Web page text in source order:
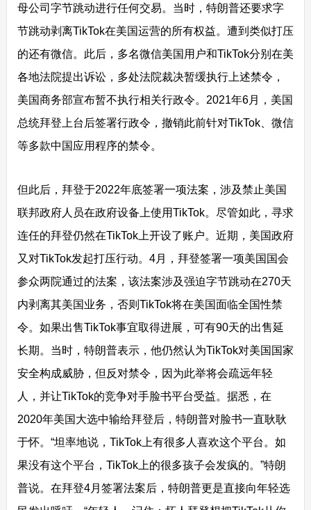
母公司字节跳动进行任何交易。当时，特朗普还要求字
节跳动剥离TikTok在美国运营的所有权益。遭到类似打压
的还有微信。此后，多名微信美国用户和TikTok分别在美
各地法院提出诉讼，多处法院裁决暂缓执行上述禁令，
美国商务部宣布暂不执行相关行政令。2021年6月，美国
总统拜登上台后签署行政令，撤销此前针对TikTok、微信
等多款中国应用程序的禁令。
但此后，拜登于2022年底签署一项法案，涉及禁止美国
联邦政府人员在政府设备上使用TikTok。尽管如此，寻求
连任的拜登仍然在TikTok上开设了账户。近期，美国政府
又对TikTok发起打压行动。4月，拜登签署一项美国国会
参众两院通过的法案，该法案涉及强迫字节跳动在270天
内剥离其美国业务，否则TikTok将在美国面临全国性禁
令。如果出售TikTok事宜取得进展，可有90天的出售延
长期。当时，特朗普表示，他仍然认为TikTok对美国国家
安全构成威胁，但反对禁令，因为此举将会疏远年轻
人，并让TikTok的竞争对手脸书平台受益。据悉，在
2020年美国大选中输给拜登后，特朗普对脸书一直耿耿
于怀。“坦率地说，TikTok上有很多人喜欢这个平台。如
果没有这个平台，TikTok上的很多孩子会发疯的。”特朗
普说。在拜登4月签署法案后，特朗普更是直接向年轻选